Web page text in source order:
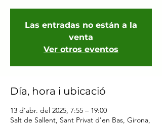
Las entradas no están a la
venta
Ver otros eventos
Día, hora i ubicació
13 d’abr. del 2025, 7:55 – 19:00
Salt de Sallent, Sant Privat d'en Bas, Girona,